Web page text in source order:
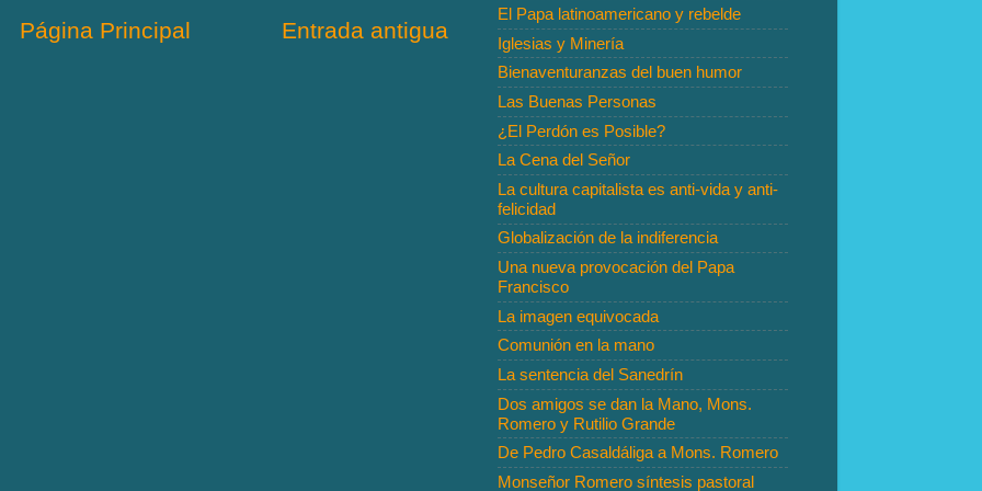
Entrada antigua
Página Principal
El Papa latinoamericano y rebelde
Iglesias y Minería
Bienaventuranzas del buen humor
Las Buenas Personas
¿El Perdón es Posible?
La Cena del Señor
La cultura capitalista es anti-vida y anti-
felicidad
Globalización de la indiferencia
Una nueva provocación del Papa
Francisco
La imagen equivocada
Comunión en la mano
La sentencia del Sanedrín
Dos amigos se dan la Mano, Mons.
Romero y Rutilio Grande
De Pedro Casaldáliga a Mons. Romero
Monseñor Romero síntesis pastoral